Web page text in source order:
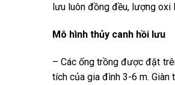
lưu luôn đồng đều, lượng
Mô hình thủy canh hồi lưu
– Các ống trồng được đặt
tích của gia đình 3-6 m.